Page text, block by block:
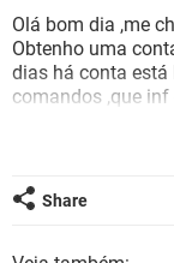
Olá bom dia ,me
Obtenho uma
dias há conta
comandos ,que
afetada não só
Facebook ele e
da nossa loja de
guardo dentro do
Share